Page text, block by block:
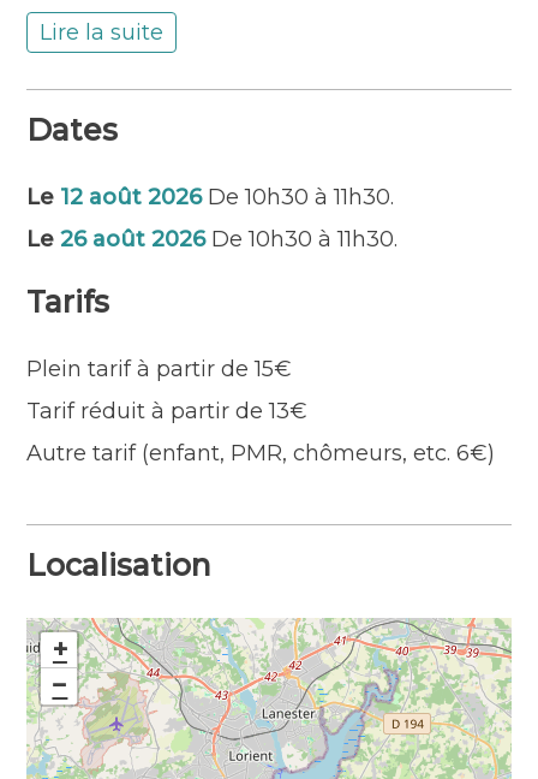
fantastique et à travers le dessin donne vie à
ton imagination !
Une activité créative adaptée aux 3 – 6 ans.
Lire la suite
Dates
Le 12 août 2026De 10h30 à 11h30.
Le26 août 2026De 10h30 à 11h30.
Tarifs
Plein tarif à partir de 15€
Tarif réduit à partir de 13€
Autre tarif (enfant, PMR, chômeurs, etc. 6€)
Localisation
+
−